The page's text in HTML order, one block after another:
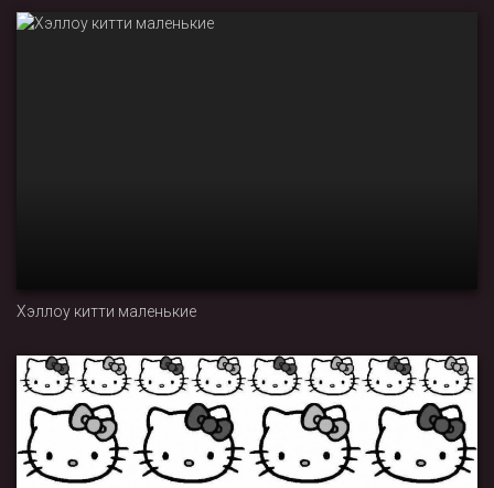
Хэллоу китти маленькие